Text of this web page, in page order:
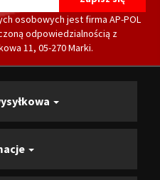
osobowych jest firma AP-POL
odpowiedzialnością z
11, 05-270 Marki.